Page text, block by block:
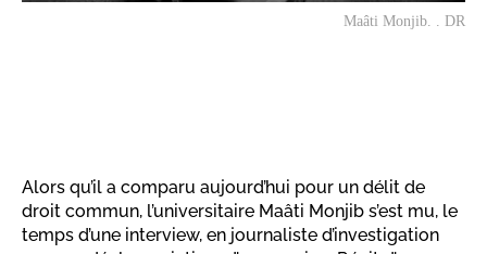
Maâti Monjib. . DR
Alors qu’il a comparu aujourd’hui pour un délit de
droit commun, l’universitaire Maâti Monjib s’est mu, le
temps d’une interview, en journaliste d’investigation